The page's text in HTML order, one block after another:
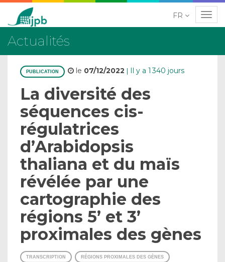
FR
Actualités
PUBLICATION le 07/12/2022 | Il y a 1 340 jours
La diversité des
séquences cis-
régulatrices
d’Arabidopsis
thaliana et du maïs
révélée par une
cartographie des
régions 5’ et 3’
proximales des gènes
TRANSCRIPTION RÉGIONS PROXIMALES DES GÈNES